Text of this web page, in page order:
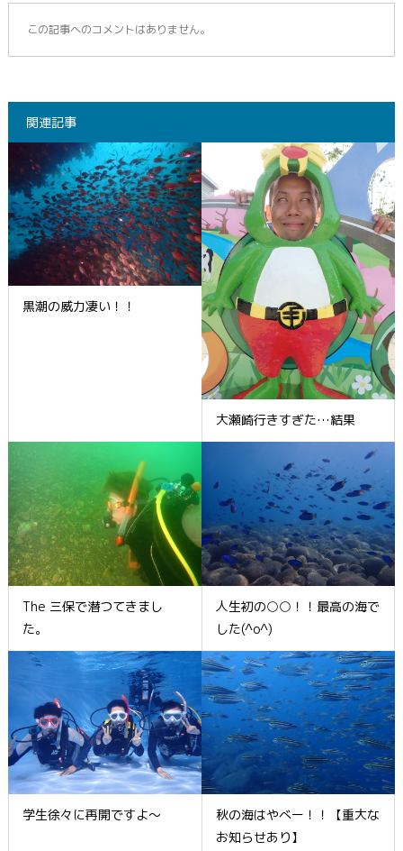
この記事へのコメントはありません。
関連記事
黒潮の威力凄い！！
大瀬崎行きすぎた…結果
The 三保で潜つてきまし
た。
人生初の○○！！最高の海で
した(^o^)
学生徐々に再開ですよ～
秋の海はやべー！！【重大な
お知らせあり】